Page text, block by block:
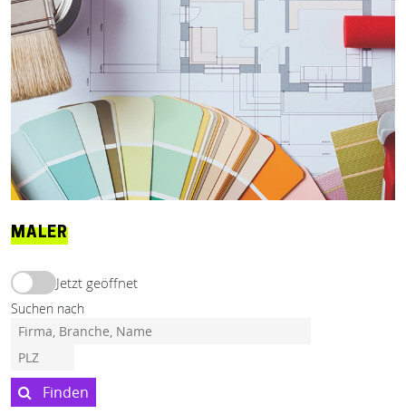
MALER
Jetzt geöffnet
Suchen nach
Finden